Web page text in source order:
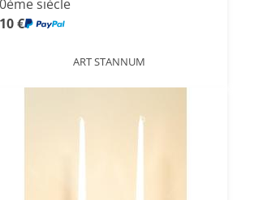
siècle
€
ART STANNUM